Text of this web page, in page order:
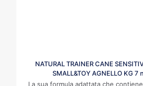
NATURAL TRAINER CANE
SMALL&TOY AGNELLO KG 7
La sua formula adattata che